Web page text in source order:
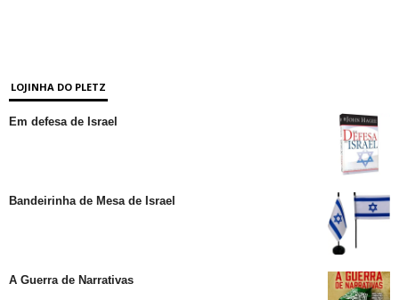
LOJINHA DO PLETZ
Em defesa de Israel
Bandeirinha de Mesa de Israel
A Guerra de Narrativas